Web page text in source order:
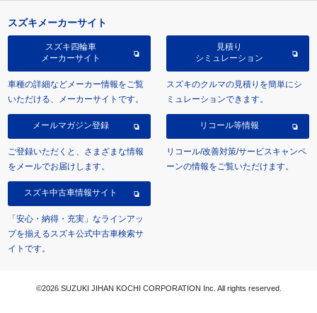
スズキメーカーサイト
スズキ四輪車
メーカーサイト
車種の詳細などメーカー情報をご覧
いただける、メーカーサイトです。
見積り
シミュレーション
スズキのクルマの見積りを簡単にシ
ミュレーションできます。
メールマガジン登録
ご登録いただくと、さまざまな情報
をメールでお届けします。
リコール等情報
リコール/改善対策/サービスキャンペ
ーンの情報をご覧いただけます。
スズキ中古車情報サイト
「安心・納得・充実」なラインアッ
プを揃えるスズキ公式中古車検索サ
イトです。
©2026 SUZUKI JIHAN KOCHI CORPORATION Inc. All rights reserved.